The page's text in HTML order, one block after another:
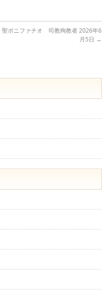
聖ボニファチオ 司教殉教者 2026年6
月5日 →